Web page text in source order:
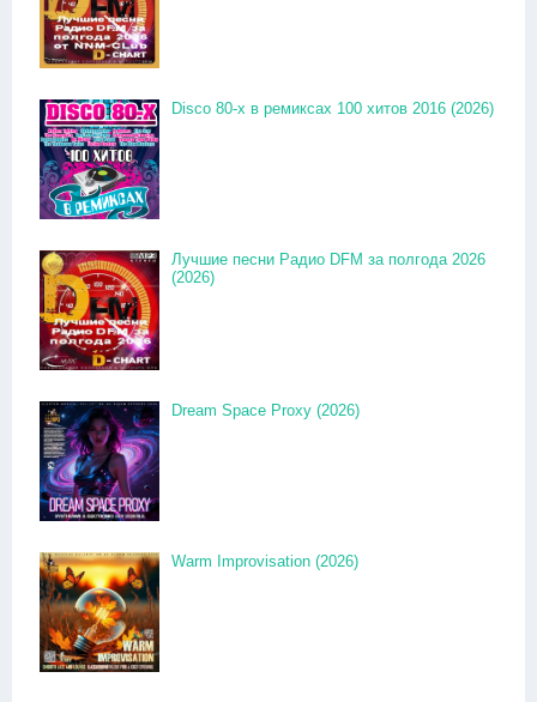
Disco 80-x в ремиксах 100 хитов 2016 (2026)
Лучшие песни Радио DFM за полгода 2026
(2026)
Dream Space Proxy (2026)
Warm Improvisation (2026)